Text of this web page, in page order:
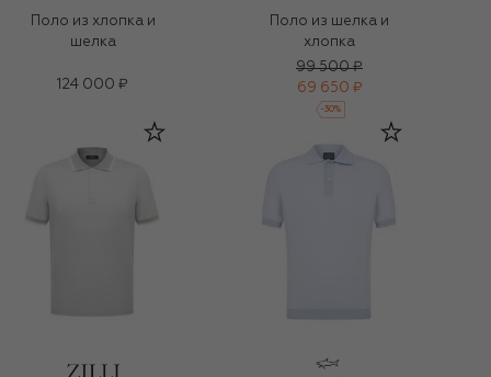
Поло из хлопка и
шелка
124 000 ₽
Поло из шелка и
хлопка
99 500 ₽
69 650 ₽
-30%